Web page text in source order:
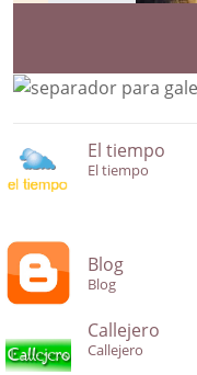
El tiempo
El tiempo
Blog
Blog
Callejero
Callejero